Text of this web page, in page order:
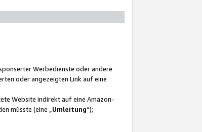
Werbedienste oder andere
oder angezeigten Link auf eine
Website indirekt auf eine Amazon-
müsste (eine „ Umleitung“);